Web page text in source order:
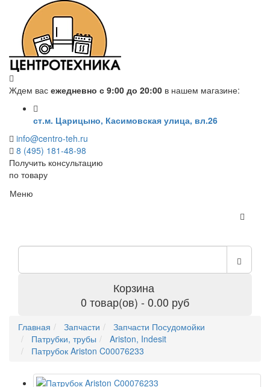
Ждем вас ежедневно с 9:00 до 20:00 в нашем магазине:
ст.м. Царицыно, Касимовская улица, вл.26
info@centro-teh.ru
8 (495) 181-48-98
Получить консультацию
по товару
Меню
Корзина
0 товар(ов) - 0.00 руб
Главная Запчасти
Запчасти Посудомойки
Патрубки, трубы
Ariston, Indesit
Патрубок Ariston C00076233